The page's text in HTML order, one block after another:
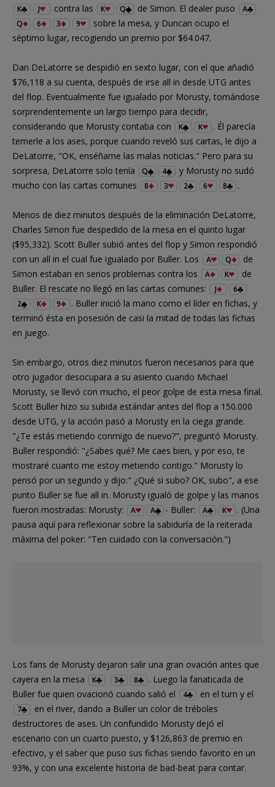
K J contra las K Q de Simon. El dealer puso
A
Q
6 3 9
sobre la mesa, y Duncan ocupo el
séptimo lugar, recogiendo un premio por $64.047.
Dan DeLatorre se despidió en sexto lugar, con el que añadió
$76,118 a su cuenta, después de irse all in desde UTG antes
del flop. Eventualmente fue igualado por Morusty, tomándose
sorprendentemente un largo tiempo para decidir,
considerando que Morusty contaba con
K K
. Él parecía
temerle a los ases, porque cuando reveló sus cartas, le dijo a
DeLatorre, "OK, enséñame las malas noticias." Pero para su
sorpresa, DeLatorre solo tenía
Q 4
y Morusty no sudó
mucho con las cartas comunes
8 3 2 6 8 .
Menos de diez minutos después de la eliminación DeLatorre,
Charles Simon fue despedido de la mesa en el quinto lugar
($95,332). Scott Buller subió antes del flop y Simon respondió
con un all in el cual fue igualado por Buller. Los
A Q
de
Simon estaban en serios problemas contra los
A K
de
Buller. El rescate no llegó en las cartas comunes:
J
6
2
K 9
. Buller inició la mano como el líder en fichas, y
terminó ésta en posesión de casi la mitad de todas las fichas
en juego.
Sin embargo, otros diez minutos fueron necesarios para que
otro jugador desocupara a su asiento cuando Michael
Morusty, se llevó con mucho, el peor golpe de esta mesa final.
Scott Buller hizo su subida estándar antes del flop a 150.000
desde UTG, y la acción pasó a Morusty en la ciega grande.
"¿Te estás metiendo conmigo de nuevo?", preguntó Morusty.
Buller respondió: "¿Sabes qué? Me caes bien, y por eso, te
mostraré cuanto me estoy metiendo contigo." Morusty lo
pensó por un segundo y dijo:" ¿Qué si subo? OK, subo", a ese
punto Buller se fue all in. Morusty igualó de golpe y las manos
fueron mostradas: Morusty:
A A - Buller: A K
. (Una
pausa aquí para reflexionar sobre la sabiduría de la reiterada
máxima del poker: "Ten cuidado con la conversación.")
Los fans de Morusty dejaron salir una gran ovación antes que
cayera en la mesa
K 3 8
. Luego la fanaticada de
Buller fue quien ovacionó cuando salió el
4 en el turn y el
7
en el river, dando a Buller un color de tréboles
destructores de ases. Un confundido Morusty dejó el
escenario con un cuarto puesto, y $126,863 de premio en
efectivo, y el saber que puso sus fichas siendo favorito en un
93%, y con una excelente historia de bad-beat para contar.